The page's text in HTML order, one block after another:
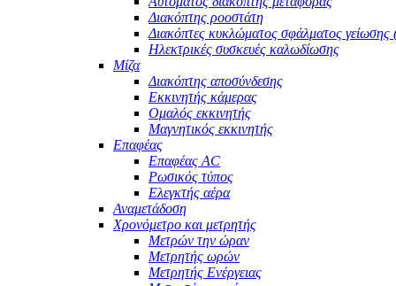
Διακόπτης ροοστάτη
Διακόπτες κυκλώματος σφάλματος
Ηλεκτρικές συσκευές καλωδίωσης
Μίζα
Διακόπτης αποσύνδεσης
Εκκινητής κάμερας
Ομαλός εκκινητής
Μαγνητικός εκκινητής
Επαφέας
Επαφέας AC
Ρωσικός τύπος
Ελεγκτής αέρα
Αναμετάδοση
Χρονόμετρο και μετρητής
Μετρών την ώραν
Μετρητής ωρών
Μετρητής Ενέργειας